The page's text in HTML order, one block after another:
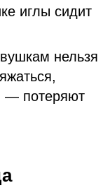
иглы сидит
нельзя
— потеряют